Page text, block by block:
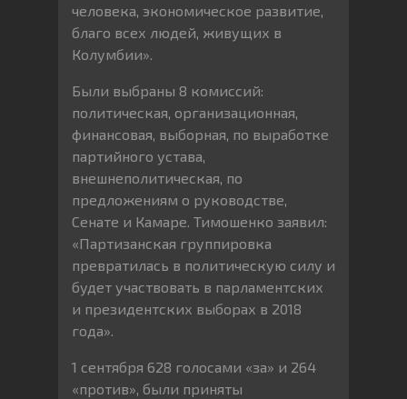
человека, экономическое развитие,
благо всех людей, живущих в
Колумбии».
Были выбраны 8 комиссий:
политическая, организационная,
финансовая, выборная, по выработке
партийного устава,
внешнеполитическая, по
предложениям о руководстве,
Сенате и Камаре. Тимошенко заявил:
«Партизанская группировка
превратилась в политическую силу и
будет участвовать в парламентских
и президентских выборах в 2018
года».
1 сентября 628 голосами «за» и 264
«против», были приняты